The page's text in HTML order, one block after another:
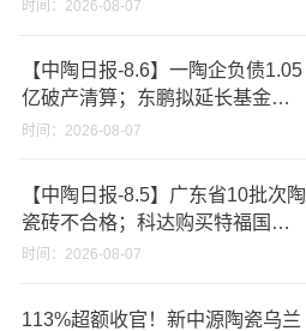
时间：2026-08-07
【中陶日报-8.6】一陶企负债1.05
亿破产清算；东鹏拟延长基金投
资期限；工信部开展建陶行业能
时间：2026-08-07
【中陶日报-8.5】广东省10批次陶
瓷砖不合格；科达购买特福国际
股份申请未通过；蒙娜丽莎5千万
破18亿元
时间：2026-08-07
113%超额收官！新中源陶瓷乌兰